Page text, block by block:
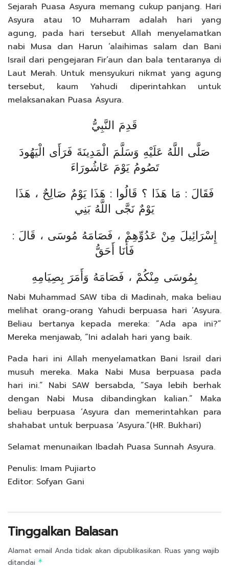
Sejarah Puasa Asyura memang cukup panjang. Hari
Asyura atau 10 Muharram adalah hari yang
agung, pada hari tersebut Allah menyelamatkan
nabi Musa dan Harun ‘alaihimas salam dan Bani
Israil dari pengejaran Fir’aun dan bala tentaranya di
Laut Merah. Untuk mensyukuri nikmat yang agung
tersebut, kaum Yahudi diperintahkan untuk
melaksanakan Puasa Asyura.
قَدِمَ النَّبِيُّ
صَلَّى اللَّهُ عَلَيْهِ وَسَلَّمَ الْمَدِينَةَ فَرَأَى الْيَهُودَ
تَصُومُ يَوْمَ عَاشُورَاءَ
فَقَالَ : مَا هَذَا ؟ قَالُوا : هَذَا يَوْمٌ صَالِحٌ ، هَذَا
يَوْمٌ نَجَّى اللَّهُ بَنِي
إِسْرَائِيلَ مِنْ عَدُوِّهِمْ ، فَصَامَهُ مُوسَى ، قَالَ :
فَأَنَا أَحَقُّ
بِمُوسَى مِنْكُمْ ، فَصَامَهُ وَأَمَرَ بِصِيَامِهِ
Nabi Muhammad SAW tiba di Madinah, maka beliau
melihat orang-orang Yahudi berpuasa hari ‘Asyura.
Beliau bertanya kepada mereka: “Ada apa ini?”
Mereka menjawab, “Ini adalah hari yang baik.
Pada hari ini Allah menyelamatkan Bani Israil dari
musuh mereka. Maka Nabi Musa berpuasa pada
hari ini.” Nabi SAW bersabda, “Saya lebih berhak
dengan Nabi Musa dibandingkan kalian.” Maka
beliau berpuasa ‘Asyura dan memerintahkan para
shahabat untuk berpuasa ‘Asyura.”(HR. Bukhari)
Selamat menunaikan Ibadah Puasa Sunnah Asyura.
Penulis: Imam Pujiarto
Editor: Sofyan Gani
Tinggalkan Balasan
Alamat email Anda tidak akan dipublikasikan. Ruas yang wajib
ditandai *